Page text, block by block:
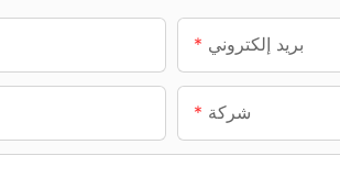
بريد إلكتروني
شركة